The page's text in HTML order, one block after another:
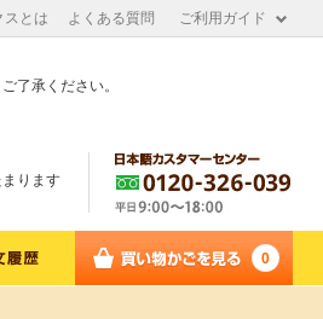
スとは よくある質問 ご利用ガイド
了承ください。
ります
0